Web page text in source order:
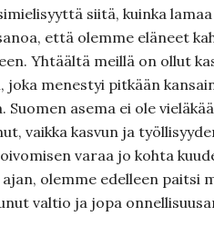
siitä, kuinka
että olemme eläneet
Yhtäältä meillä on ollut
joka menestyi pitkään
Suomen asema ei ole
vaikka kasvun ja
varaa jo kohta
olemme edelleen paitsi
valtio ja jopa